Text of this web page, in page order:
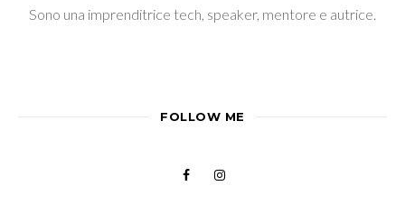
Sono una imprenditrice tech, speaker, mentore e autrice.
FOLLOW ME